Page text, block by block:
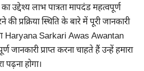
उद्देश्य लाभ पात्रता मापदंड महत्वपूर्ण
प्रक्रिया स्थिति के बारे में पूरी जानकारी
Haryana Sarkari Awas Awantan
जानकारी प्राप्त करना चाहते हैं उन्हें हमारा
होगा।